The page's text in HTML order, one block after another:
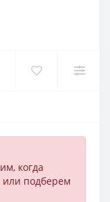
когда
или подберем